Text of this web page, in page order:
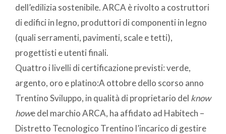
dell’edilizia sostenibile. ARCA è rivolto a costruttori
di edifici in legno, produttori di componenti in legno
(quali serramenti, pavimenti, scale e tetti),
progettisti e utenti finali.
Quattro i livelli di certificazione previsti: verde,
argento, oro e platino:A ottobre dello scorso anno
Trentino Sviluppo, in qualità di proprietario del know
howe del marchio ARCA, ha affidato ad Habitech –
Distretto Tecnologico Trentino l’incarico di gestire